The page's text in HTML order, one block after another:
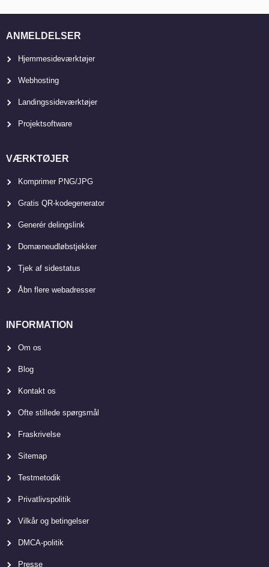
ANMELDELSER
Hjemmesideværktøjer
Webhosting
Landingssideværktøjer
Projektsoftware
VÆRKTØJER
Komprimer PNG/JPG
Gratis QR-kodegenerator
Generér delingslink
Domæneudløbstjekker
Tjek af sidestatus
Åbn flere webadresser
INFORMATION
Om os
Blog
Kontakt os
Ofte stillede spørgsmål
Fraskrivelse
Sitemap
Testmetodik
Privatlivspolitik
Vilkår og betingelser
DMCA-politik
Presse